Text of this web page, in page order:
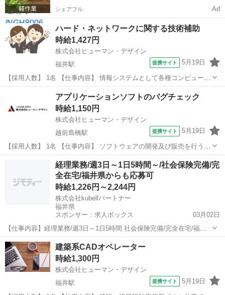
シェアフル Ad
ハード・ネットワークに関する技術補助
時給1,427円
株式会社ヒューマン・デザイン
福井駅
提携サイト 5月19日
【採用人数】 1名 【仕事内容】 情報システムとして各種コンピュータ
システムやネットワーク、ソフトウェアの開発・運用・サポート等を
行う大手商社でのお仕事です！ ▽主に担当していただく業務はコチラ
▽ ・福井県内の企業向けに...
福井駅
アプリケーションソフトのバグチェック
時給1,150円
株式会社ヒューマン・デザイン
越前島橋駅
提携サイト 5月19日
【採用人数】 1名 【仕事内容】 ソフトウェアの開発及び販売を行う企
業でのお仕事です。 ▽主に担当していただくお仕事はコチラ▽ ・土木
関連のソフトにバグがないかのチェック ・報告書作成など ・テスト作
業 ＊土日祝完全休...
越前島橋駅 その他
経理業務/週3日～1日5時間～/社会保険完備/完
全在宅/福井県からも応募可
時給1,226円～2,244円
株式会社kubellパートナー
福井県
スポンサー：求人ボックス
03月02日
【仕事内容】経理業務/週3日～1日5時間 社会保険完備/完全在宅/福井
県からも応募可 <仕事の魅力・会社のアピールポイント> 私たちkubell
グループは、「働くをもっと楽しく、創造的に」をミッションに掲
げ、 中期ビジョンとして「...
アルバイト・パート
建築系CADオペレーター
時給1,300円
株式会社ヒューマン・デザイン
福井駅
提携サイト 5月19日